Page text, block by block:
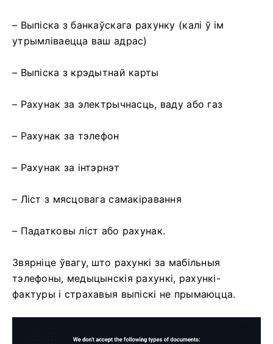
– Выпіска з банкаўскага рахунку (калі ў ім
утрымліваецца ваш адрас)
– Выпіска з крэдытнай карты
– Рахунак за электрычнасць, ваду або газ
– Рахунак за тэлефон
– Рахунак за інтэрнэт
– Ліст з мясцовага самакіравання
– Падатковы ліст або рахунак.
Звярніце ўвагу, што рахункі за мабільныя
тэлефоны, медыцынскія рахункі, рахункі-
фактуры і страхавыя выпіскі не прымаюцца.